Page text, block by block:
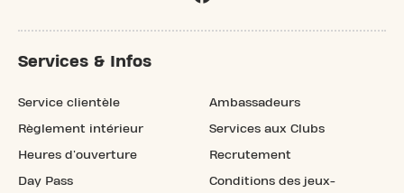
Services & Infos
Service clientèle
Règlement intérieur
Heures d'ouverture
Day Pass
Ambassadeurs
Services aux Clubs
Recrutement
Conditions des jeux-